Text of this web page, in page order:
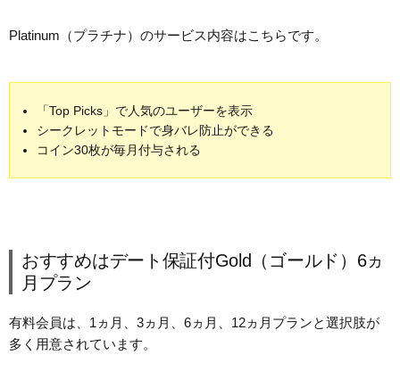
Platinum（プラチナ）のサービス内容はこちらです。
「Top Picks」で人気のユーザーを表示
シークレットモードで身バレ防止ができる
コイン30枚が毎月付与される
おすすめはデート保証付Gold（ゴールド）6ヵ
月プラン
有料会員は、1ヵ月、3ヵ月、6ヵ月、12ヵ月プランと選択肢が
多く用意されています。